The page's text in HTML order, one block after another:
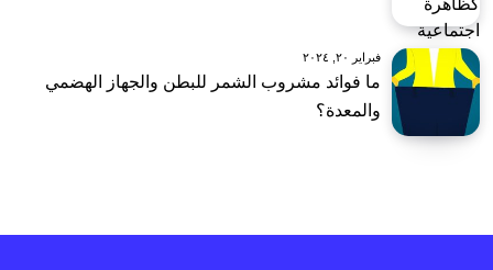
فبراير ٢٠, ٢٠٢٤
ما فوائد مشروب الشمر للبطن والجهاز الهضمي
والمعدة؟